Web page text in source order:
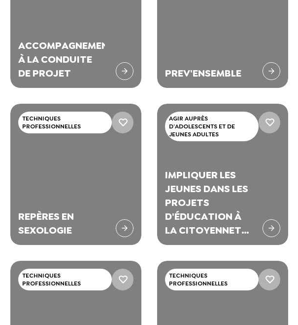
ACCOMPAGNEMENT
À LA CONDUITE
DE PROJET
PREV'ENSEMBLE
TECHNIQUES
PROFESSIONNELLES
REPÈRES EN
SEXOLOGIE
AGIR AUPRÈS
D’ADOLESCENTS ET DE
JEUNES ADULTES
IMPLIQUER LES
JEUNES DANS LES
PROJETS
D'ÉDUCATION À
LA CITOYENNETÉ
ET À LA SANTÉ
TECHNIQUES
PROFESSIONNELLES
TECHNIQUES
PROFESSIONNELLES